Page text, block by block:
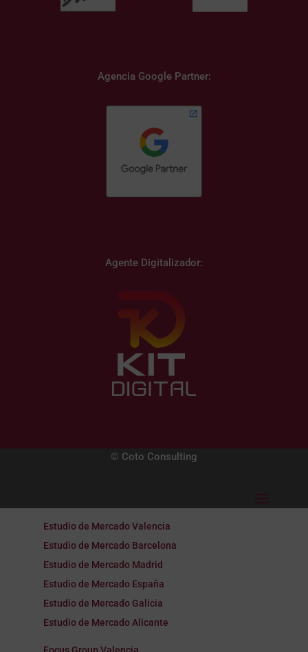
Agencia Google Partner:
Agente Digitalizador:
© Coto Consulting
Estudio de Mercado Valencia
Estudio de Mercado Barcelona
Estudio de Mercado Madrid
Estudio de Mercado España
Estudio de Mercado Galicia
Estudio de Mercado Alicante